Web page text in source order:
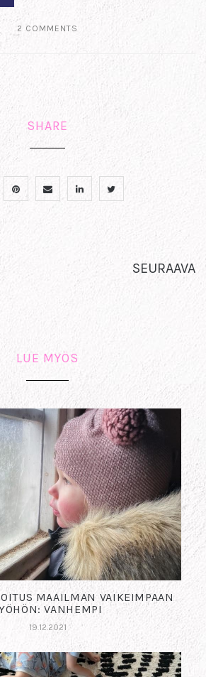
2 COMMENTS
SHARE
SEURAAVA
LUE MYÖS
MAAILMAN VAIKEIMPAAN
VANHEMPI
19.12.2021